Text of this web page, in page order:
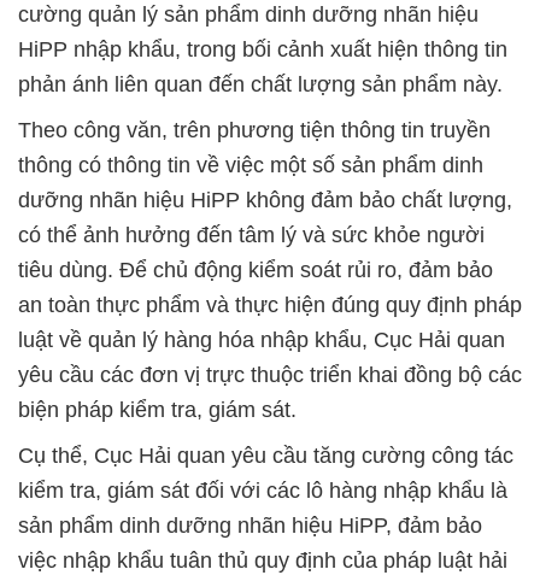
cường quản lý sản phẩm dinh dưỡng nhãn hiệu
HiPP nhập khẩu, trong bối cảnh xuất hiện thông tin
phản ánh liên quan đến chất lượng sản phẩm này.
Theo công văn, trên phương tiện thông tin truyền
thông có thông tin về việc một số sản phẩm dinh
dưỡng nhãn hiệu HiPP không đảm bảo chất lượng,
có thể ảnh hưởng đến tâm lý và sức khỏe người
tiêu dùng. Để chủ động kiểm soát rủi ro, đảm bảo
an toàn thực phẩm và thực hiện đúng quy định pháp
luật về quản lý hàng hóa nhập khẩu, Cục Hải quan
yêu cầu các đơn vị trực thuộc triển khai đồng bộ các
biện pháp kiểm tra, giám sát.
Cụ thể, Cục Hải quan yêu cầu tăng cường công tác
kiểm tra, giám sát đối với các lô hàng nhập khẩu là
sản phẩm dinh dưỡng nhãn hiệu HiPP, đảm bảo
việc nhập khẩu tuân thủ quy định của pháp luật hải